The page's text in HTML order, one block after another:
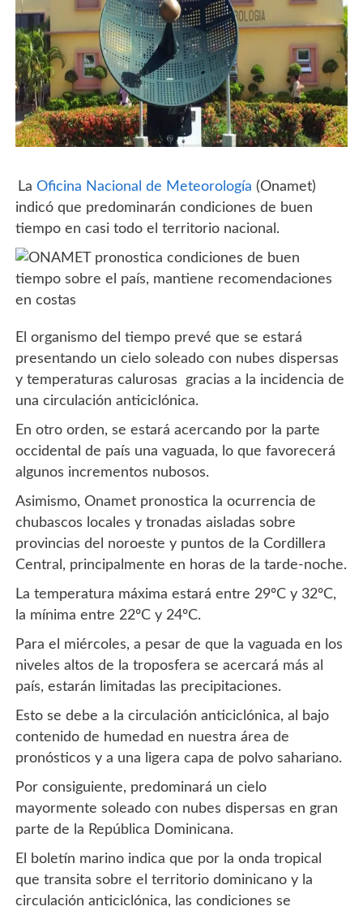
La Oficina Nacional de Meteorología (Onamet)
indicó que predominarán condiciones de buen
tiempo en casi todo el territorio nacional.
El organismo del tiempo prevé que se estará
presentando un cielo soleado con nubes dispersas
y temperaturas calurosas gracias a la incidencia de
una circulación anticiclónica.
En otro orden, se estará acercando por la parte
occidental de país una vaguada, lo que favorecerá
algunos incrementos nubosos.
Asimismo, Onamet pronostica la ocurrencia de
chubascos locales y tronadas aisladas sobre
provincias del noroeste y puntos de la Cordillera
Central, principalmente en horas de la tarde-noche.
La temperatura máxima estará entre 29ºC y 32ºC,
la mínima entre 22ºC y 24ºC.
Para el miércoles, a pesar de que la vaguada en los
niveles altos de la troposfera se acercará más al
país, estarán limitadas las precipitaciones.
Esto se debe a la circulación anticiclónica, al bajo
contenido de humedad en nuestra área de
pronósticos y a una ligera capa de polvo sahariano.
Por consiguiente, predominará un cielo
mayormente soleado con nubes dispersas en gran
parte de la República Dominicana.
El boletín marino indica que por la onda tropical
que transita sobre el territorio dominicano y la
circulación anticiclónica, las condiciones se